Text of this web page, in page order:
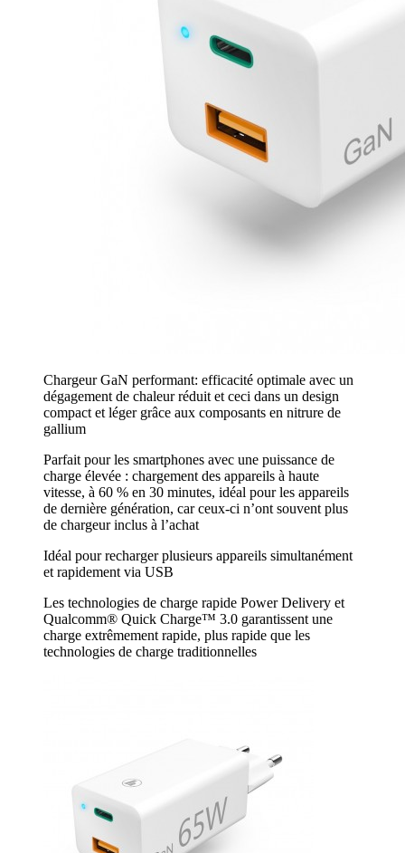
Chargeur GaN performant: efficacité optimale avec un
dégagement de chaleur réduit et ceci dans un design
compact et léger grâce aux composants en nitrure de
gallium
Parfait pour les smartphones avec une puissance de
charge élevée : chargement des appareils à haute
vitesse, à 60 % en 30 minutes, idéal pour les appareils
de dernière génération, car ceux-ci n’ont souvent plus
de chargeur inclus à l’achat
Idéal pour recharger plusieurs appareils simultanément
et rapidement via USB
Les technologies de charge rapide Power Delivery et
Qualcomm® Quick Charge™ 3.0 garantissent une
charge extrêmement rapide, plus rapide que les
technologies de charge traditionnelles